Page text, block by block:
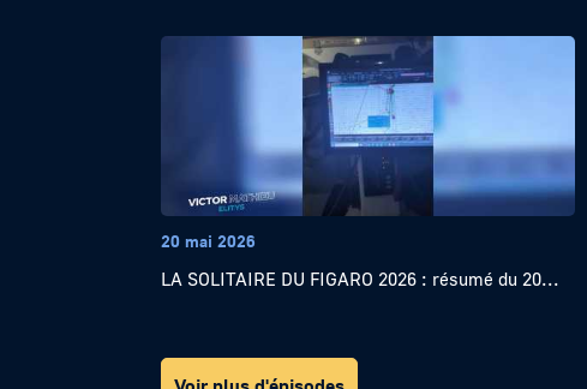
20 mai 2026
LA SOLITAIRE DU FIGARO 2026 : résumé du 20...